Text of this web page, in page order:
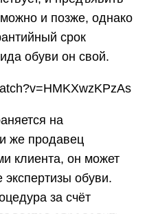
обратно
когда работники
отказываются
до того факта, что
не всегда
результата.